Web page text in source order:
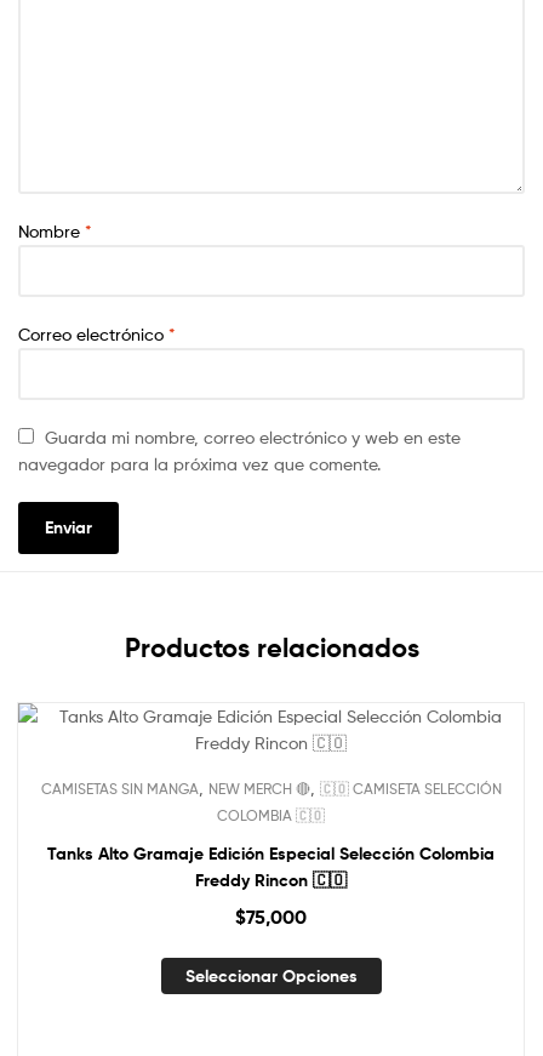
Nombre *
Correo electrónico *
Guarda mi nombre, correo electrónico y web en este
navegador para la próxima vez que comente.
Productos relacionados
CAMISETAS SIN MANGA NEW MERCH 🔴, 🇨🇴 CAMISETA SELECCIÓN
COLOMBIA 🇨🇴
Tanks Alto Gramaje Edición Especial Selección Colombia
Freddy Rincon 🇨🇴
$75,000
Seleccionar Opciones